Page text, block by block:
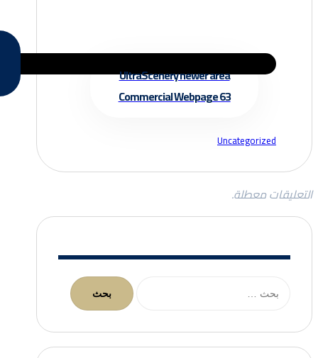
UltraScenery newer area
Commercial Webpage 63
Uncategorized
التعليقات معطلة.